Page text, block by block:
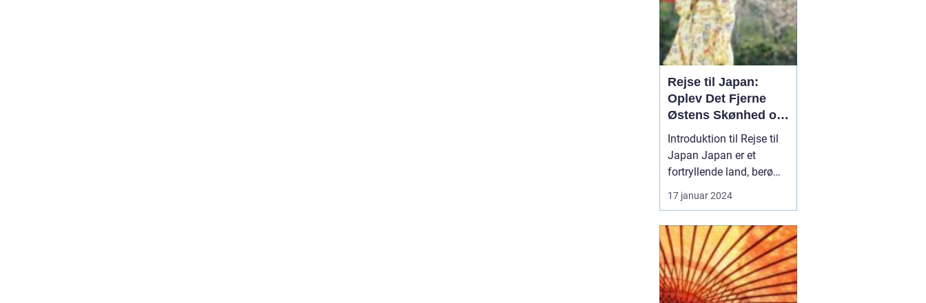
Rejse til Japan:
Oplev Det Fjerne
Østens Skønhed og
Kultur
Introduktion til Rejse til
Japan Japan er et
fortryllende land, berømt
for sin unikke blanding
af gammel tradition og
pulserende gader i Tokyo
til det fredelige Kyoto og
de ikoniske
bjerglandskaber i
17 januar 2024